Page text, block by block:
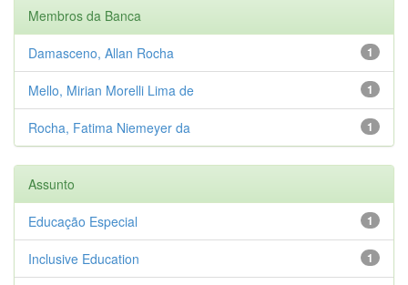
Membros da Banca
1
Damasceno, Allan Rocha
1
Mello, Mirian Morelli Lima de
1
Rocha, Fatima Niemeyer da
Assunto
1
Educação Especial
1
Inclusive Education